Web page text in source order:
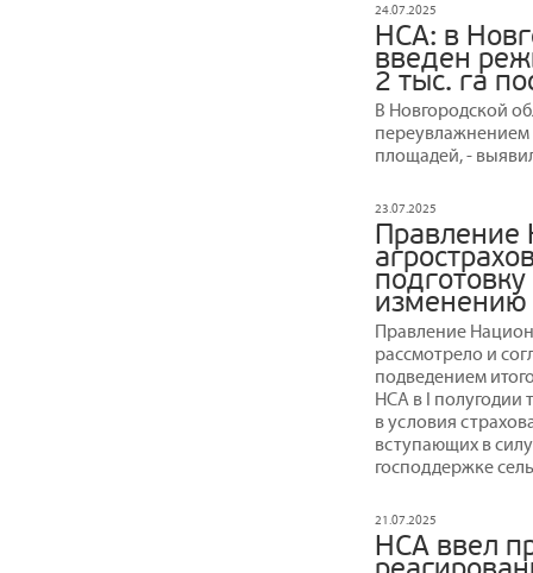
24.07.2025
НСА: в
введен
2 тыс. га
В Новгородской
переувлажнением
площадей, -
23.07.2025
Правление
изменению
Правление
рассмотрело и
подведением
НСА в I полугодии
в условия
вступающих в
господдержке
21.07.2025
НСА ввел